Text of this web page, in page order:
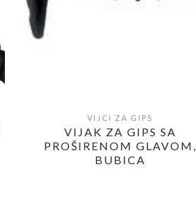
POGLEDAJ
VIJCI ZA GIPS
VIJAK ZA GIPS SA
PROŠIRENOM GLAVOM,
BUBICA